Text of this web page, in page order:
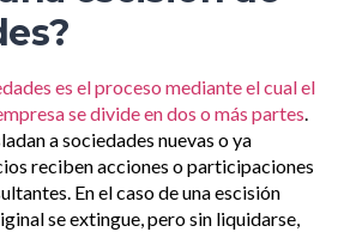
es el proceso mediante el cual el
se divide en dos o más partes.
a sociedades nuevas o ya
reciben acciones o participaciones
En el caso de una escisión
se extingue, pero sin liquidarse,